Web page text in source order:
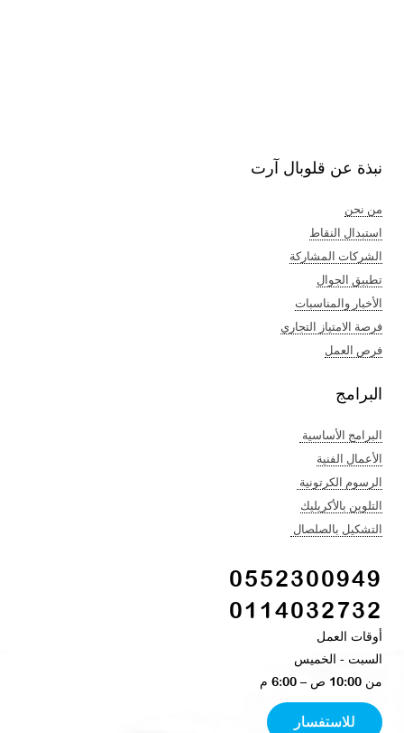
نبذة عن قلوبال آرت
من نحن
استبدال النقاط
الشركات المشاركة
تطبيق الجوال
الأخبار والمناسبات
فرصة الامتياز التجاري
فرص العمل
البرامج
البرامج الأساسية
الأعمال الفنية​
الرسوم الكرتونية ​
التلوين بالأكريليك​
التشكيل بالصلصال ​
0552300949
0114032732
أوقات العمل
السبت - الخميس​
من 10:00 ص – 6:00 م ​
للاستفسار